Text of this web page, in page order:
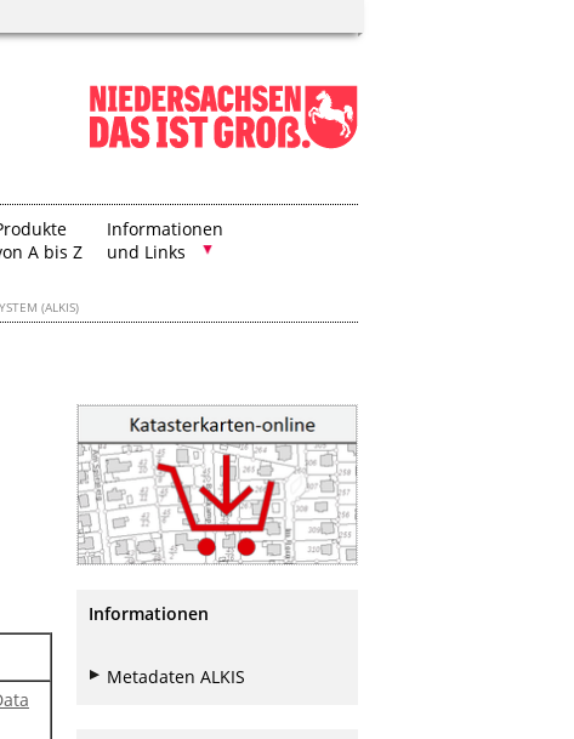
A bis Z
Informationen
und Links
(ALKIS)
Informationen
Metadaten ALKIS